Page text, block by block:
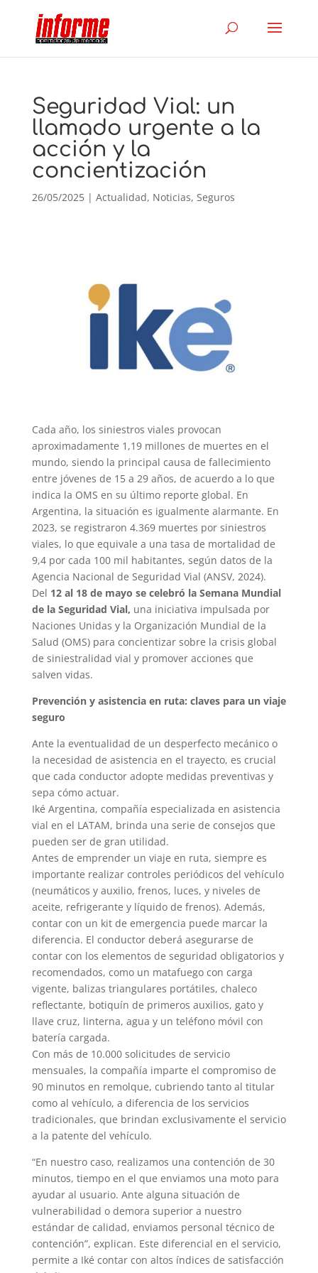
Seguridad Vial: un
llamado urgente a la
acción y la
concientización
26/05/2025| Actualidad, Noticias, Seguros
Cada año, los siniestros viales provocan
aproximadamente 1,19 millones de muertes en el
mundo, siendo la principal causa de fallecimiento
entre jóvenes de 15 a 29 años, de acuerdo a lo que
indica la OMS en su último reporte global. En
Argentina, la situación es igualmente alarmante. En
2023, se registraron 4.369 muertes por siniestros
viales, lo que equivale a una tasa de mortalidad de
9,4 por cada 100 mil habitantes, según datos de la
Agencia Nacional de Seguridad Vial (ANSV, 2024).
Del 12 al 18 de mayo se celebró la Semana Mundial
de la Seguridad Vial, una iniciativa impulsada por
Naciones Unidas y la Organización Mundial de la
Salud (OMS) para concientizar sobre la crisis global
de siniestralidad vial y promover acciones que
salven vidas.
Prevención y asistencia en ruta: claves para un viaje
seguro
Ante la eventualidad de un desperfecto mecánico o
la necesidad de asistencia en el trayecto, es crucial
que cada conductor adopte medidas preventivas y
sepa cómo actuar.
Iké Argentina, compañía especializada en asistencia
vial en el LATAM, brinda una serie de consejos que
pueden ser de gran utilidad.
Antes de emprender un viaje en ruta, siempre es
importante realizar controles periódicos del vehículo
(neumáticos y auxilio, frenos, luces, y niveles de
aceite, refrigerante y líquido de frenos). Además,
contar con un kit de emergencia puede marcar la
diferencia. El conductor deberá asegurarse de
contar con los elementos de seguridad obligatorios y
recomendados, como un matafuego con carga
vigente, balizas triangulares portátiles, chaleco
reflectante, botiquín de primeros auxilios, gato y
llave cruz, linterna, agua y un teléfono móvil con
batería cargada.
Con más de 10.000 solicitudes de servicio
mensuales, la compañía imparte el compromiso de
90 minutos en remolque, cubriendo tanto al titular
como al vehículo, a diferencia de los servicios
tradicionales, que brindan exclusivamente el servicio
a la patente del vehículo.
“En nuestro caso, realizamos una contención de 30
minutos, tiempo en el que enviamos una moto para
ayudar al usuario. Ante alguna situación de
vulnerabilidad o demora superior a nuestro
estándar de calidad, enviamos personal técnico de
contención”, explican. Este diferencial en el servicio,
permite a Iké contar con altos índices de satisfacción